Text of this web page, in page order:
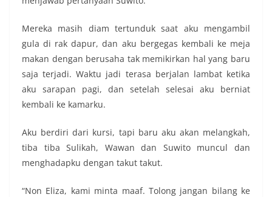
Mereka masih diam tertunduk saat aku mengambil
gula di rak dapur, dan aku bergegas kembali ke meja
makan dengan berusaha tak memikirkan hal yang baru
saja terjadi. Waktu jadi terasa berjalan lambat ketika
aku sarapan pagi, dan setelah selesai aku berniat
kembali ke kamarku.
Aku berdiri dari kursi, tapi baru aku akan melangkah,
tiba tiba Sulikah, Wawan dan Suwito muncul dan
menghadapku dengan takut takut.
“Non Eliza, kami minta maaf. Tolong jangan bilang ke